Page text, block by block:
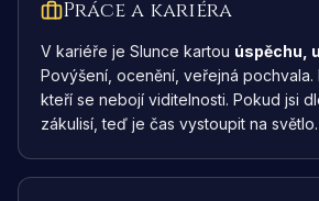
Práce a kariéra
V kariéře je Slunce kartou úspěchu,
Povýšení, ocenění, veřejná pochvala.
kteří se nebojí viditelnosti. Pokud jsi
zákulisí, teď je čas vystoupit na světlo.